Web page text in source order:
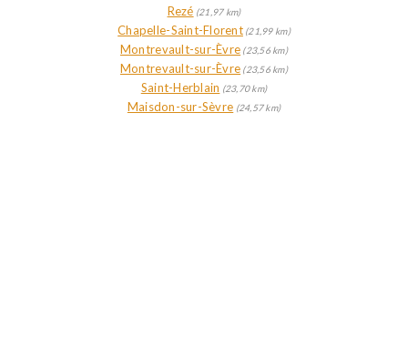
Rezé (21,97 km)
Chapelle-Saint-Florent(21,99 km)
Montrevault-sur-Èvre (23,56 km)
Montrevault-sur-Èvre (23,56 km)
Saint-Herblain (23,70 km)
Maisdon-sur-Sèvre (24,57 km)